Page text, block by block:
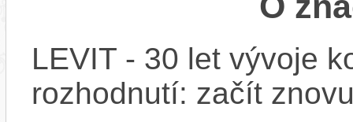
LEVIT - 30 let vývoje
rozhodnutí: začít